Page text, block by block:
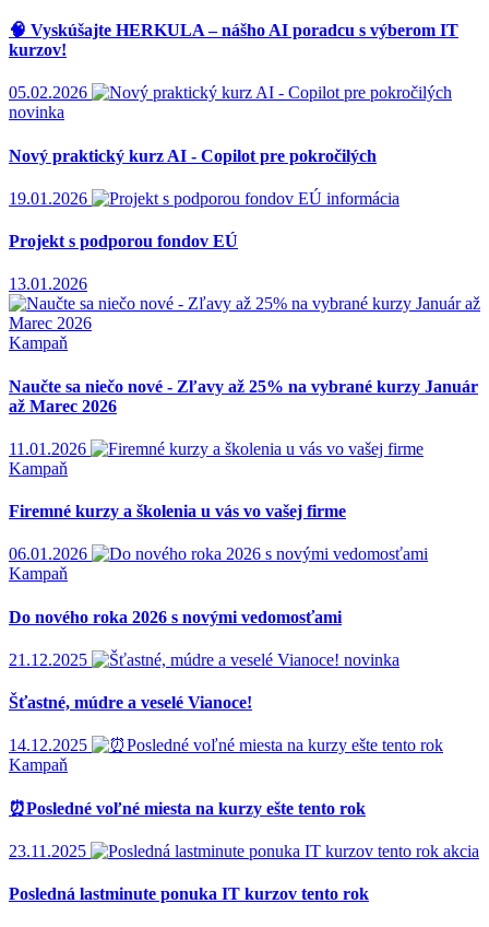
Vyskúšajte HERKULA – nášho AI poradcu s výberom IT
kurzov!
05.02.2026
novinka
Nový praktický kurz AI - Copilot pre pokročilých
19.01.2026 informácia
Projekt s podporou fondov EÚ
13.01.2026
Kampaň
Naučte sa niečo nové - Zľavy až 25% na vybrané kurzy Január
až Marec 2026
11.01.2026
Kampaň
Firemné kurzy a školenia u vás vo vašej firme
06.01.2026
Kampaň
Do nového roka 2026 s novými vedomosťami
21.12.2025 novinka
Šťastné, múdre a veselé Vianoce!
14.12.2025
Kampaň
Posledné voľné miesta na kurzy ešte tento rok
23.11.2025 akcia
Posledná lastminute ponuka IT kurzov tento rok